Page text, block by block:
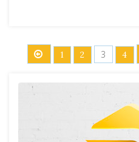
Pagination
des
publications
1 2 3 4